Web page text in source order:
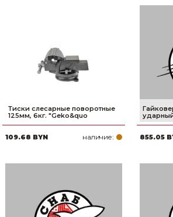
Тиски слесарные поворотные
125мм, 6кг. "Geko&quo
109.68 BYN наличие: 855.05